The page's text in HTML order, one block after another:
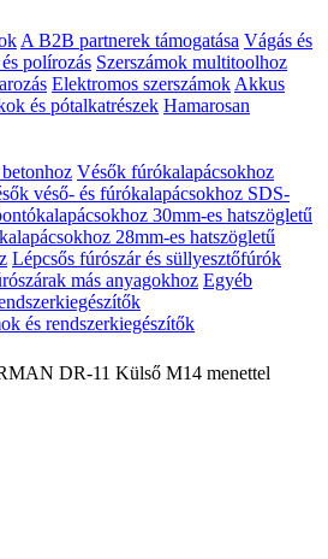
A B2B partnerek támogatása Vágás és
polírozás Szerszámok multitoolhoz
Elektromos szerszámok Akkus
és pótalkatrészek Hamarosan
Vésők fúrókalapácsokhoz
véső- és fúrókalapácsokhoz SDS-
30mm-es hatszögletű
28mm-es hatszögletű
Lépcsős fúrószár és süllyesztőfúrók
más anyagokhoz Egyéb
és rendszerkiegészítők